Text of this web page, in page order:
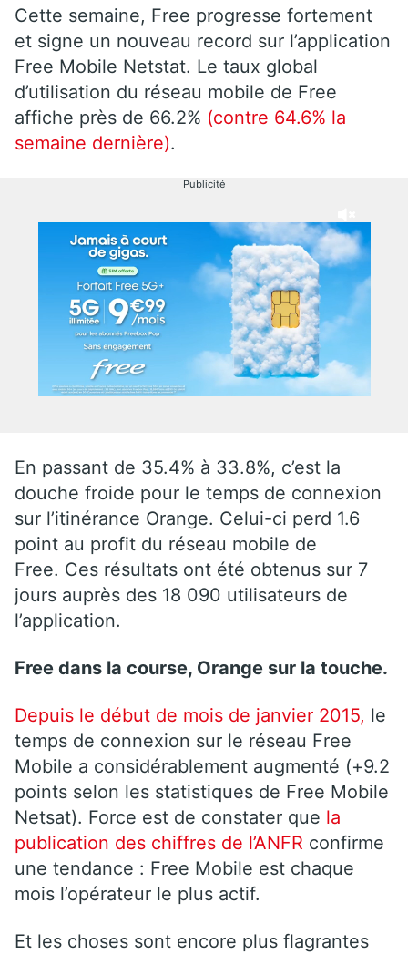
Cette semaine, Free progresse fortement
et signe un nouveau record sur l’application
Free Mobile Netstat. Le taux global
d’utilisation du réseau mobile de Free
affiche près de 66.2% (contre 64.6% la
semaine dernière).
Publicité
En passant de 35.4% à 33.8%, c’est la
douche froide pour le temps de connexion
sur l’itinérance Orange. Celui-ci perd 1.6
point au profit du réseau mobile de
Free. Ces résultats ont été obtenus sur 7
jours auprès des 18 090 utilisateurs de
l’application.
Free dans la course, Orange sur la touche.
Depuis le début de mois de janvier 2015, le
temps de connexion sur le réseau Free
Mobile a considérablement augmenté (+9.2
points selon les statistiques de Free Mobile
Netsat). Force est de constater que la
publication des chiffres de l’ANFR confirme
une tendance : Free Mobile est chaque
mois l’opérateur le plus actif.
Et les choses sont encore plus flagrantes